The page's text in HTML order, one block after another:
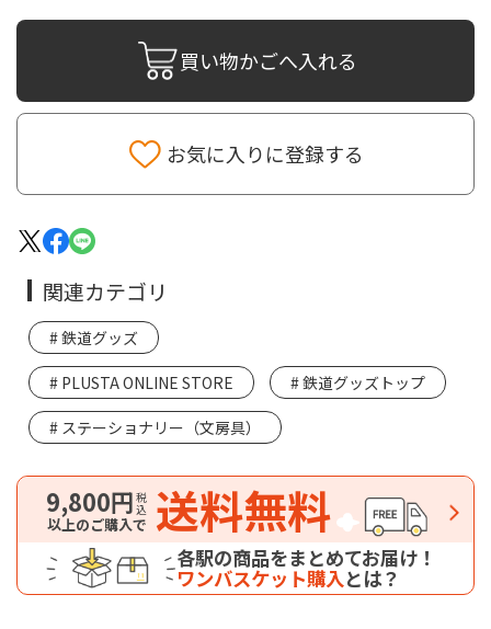
買い物かごへ入れる
お気に入りに登録する
関連カテゴリ
鉄道グッズ
PLUSTA ONLINE STORE 鉄道グッズトップ
ステーショナリー（文房具）
9,800円税込
以上のご購入で 送料無料
各駅の商品をまとめてお届け！
ワンバスケット購入とは？